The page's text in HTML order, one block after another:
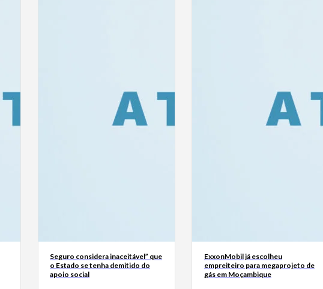
Seguro considera inaceitável” que
o Estado se tenha demitido do
apoio social
ExxonMobil já escolheu
empreiteiro para megaprojeto de
gás em Moçambique